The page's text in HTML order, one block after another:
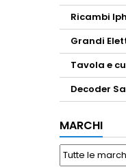
Ricambi
Grandi
Tavola e
Decoder
MARCHI